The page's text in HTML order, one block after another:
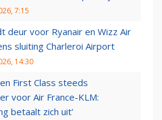
7:15
deur voor Ryanair en Wizz Air
sluiting Charleroi Airport
14:30
First Class steeds
voor Air France-KLM:
betaalt zich uit’